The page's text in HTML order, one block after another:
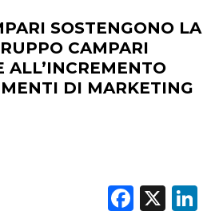
SOSTENGONO LA
CAMPARI
ALL’INCREMENTO
DI MARKETING
X